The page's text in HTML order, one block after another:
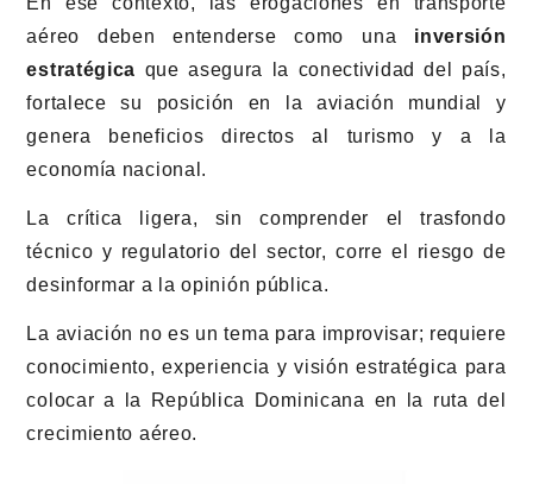
aéreo deben entenderse como una inversión
estratégica que asegura la conectividad del país,
fortalece su posición en la aviación mundial y
genera beneficios directos al turismo y a la
economía nacional.
La crítica ligera, sin comprender el trasfondo
técnico y regulatorio del sector, corre el riesgo de
desinformar a la opinión pública.
La aviación no es un tema para improvisar; requiere
conocimiento, experiencia y visión estratégica para
colocar a la República Dominicana en la ruta del
crecimiento aéreo.